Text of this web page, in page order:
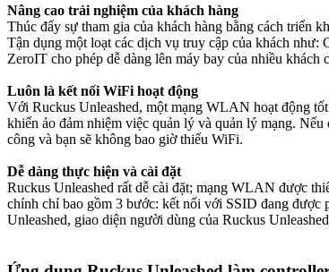
Nâng cao trải nghiệm của khách hàng
Thúc đẩy sự tham gia của khách hàng bằng cách triển
Tận dụng một loạt các dịch vụ truy cập của khách
ZeroIT cho phép dễ dàng lên máy bay của nhiều khách
Luôn là kết nối WiFi hoạt động
Với Ruckus Unleashed, một mạng WLAN hoạt động
khiển ảo đảm nhiệm việc quản lý và quản lý mạng.
công và bạn sẽ không bao giờ thiếu WiFi.
Dễ dàng thực hiện và cài đặt
Ruckus Unleashed rất dễ cài đặt; mạng WLAN được
chính chỉ bao gồm 3 bước: kết nối với SSID đang được
Unleashed, giao diện người dùng của Ruckus